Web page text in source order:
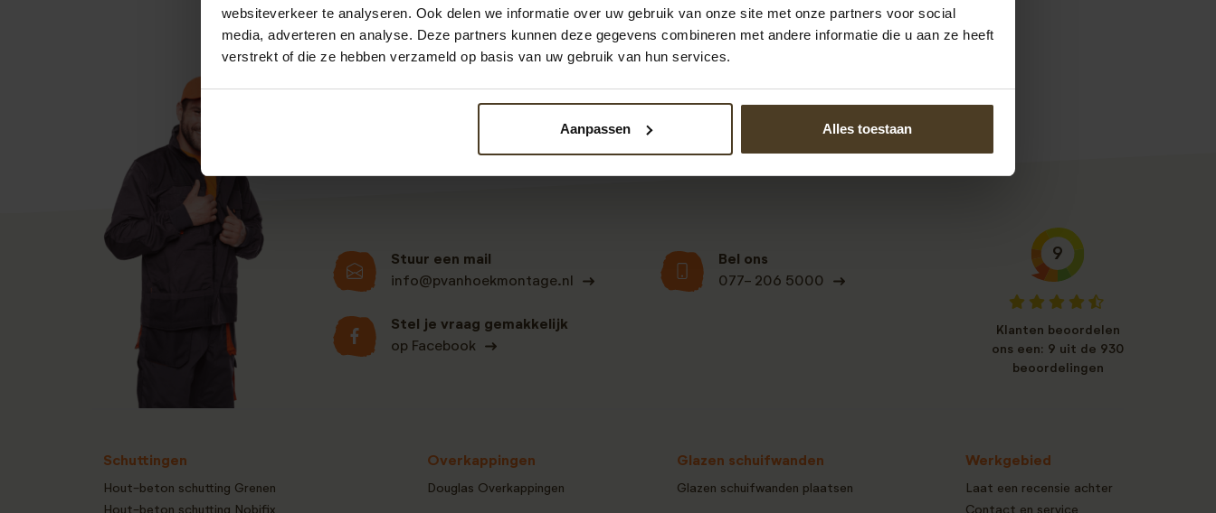
websiteverkeer te analyseren. Ook delen we informatie over uw gebruik van onze site met onze partners voor social
media, adverteren en analyse. Deze partners kunnen deze gegevens combineren met andere informatie die u aan ze heeft
verstrekt of die ze hebben verzameld op basis van uw gebruik van hun services.
Aanpassen Alles toestaan
Meer weten of vrijblijvend advies nodig? Neem vrijblijvend met ons contact op. Telefonisch zijn we
te bereiken op00-31-6-2418-3717of viainfo@pvanhoekmontage.nlOok kunt u direct een
offerte schutting plaatsenaanvragen. We helpen u graag! “
Stuur een mail
info@pvanhoekmontage.nl
Bel ons
077- 206 5000
Stel je vraag gemakkelijk
op Facebook
9
Klanten beoordelen
ons een: 9 uit de 930
beoordelingen
Schuttingen
Hout-beton schutting Grenen
Hout-beton schutting Nobifix
Overkappingen
Douglas Overkappingen
Glazen schuifwanden
Glazen schuifwanden plaatsen
Werkgebied
Laat een recensie achter
Contact en service